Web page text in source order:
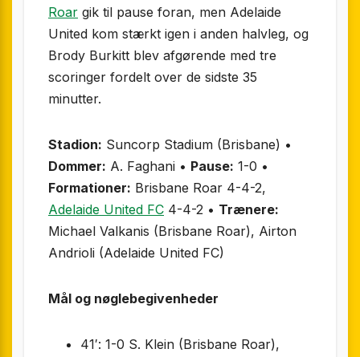
Roar gik til pause foran, men Adelaide
United kom stærkt igen i anden halvleg, og
Brody Burkitt blev afgørende med tre
scoringer fordelt over de sidste 35
minutter.
Stadion: Suncorp Stadium (Brisbane) •
Dommer: A. Faghani • Pause: 1-0 •
Formationer: Brisbane Roar 4-4-2,
Adelaide United FC 4-4-2 • Trænere:
Michael Valkanis (Brisbane Roar), Airton
Andrioli (Adelaide United FC)
Mål og nøglebegivenheder
41′: 1-0 S. Klein (Brisbane Roar),